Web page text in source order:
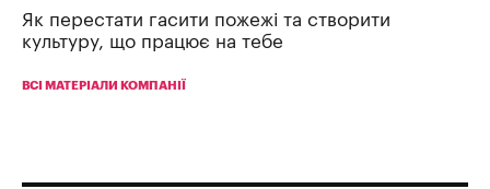
Як перестати гасити пожежі та створити
культуру, що працює на тебе
ВСІ МАТЕРІАЛИ КОМПАНІЇ